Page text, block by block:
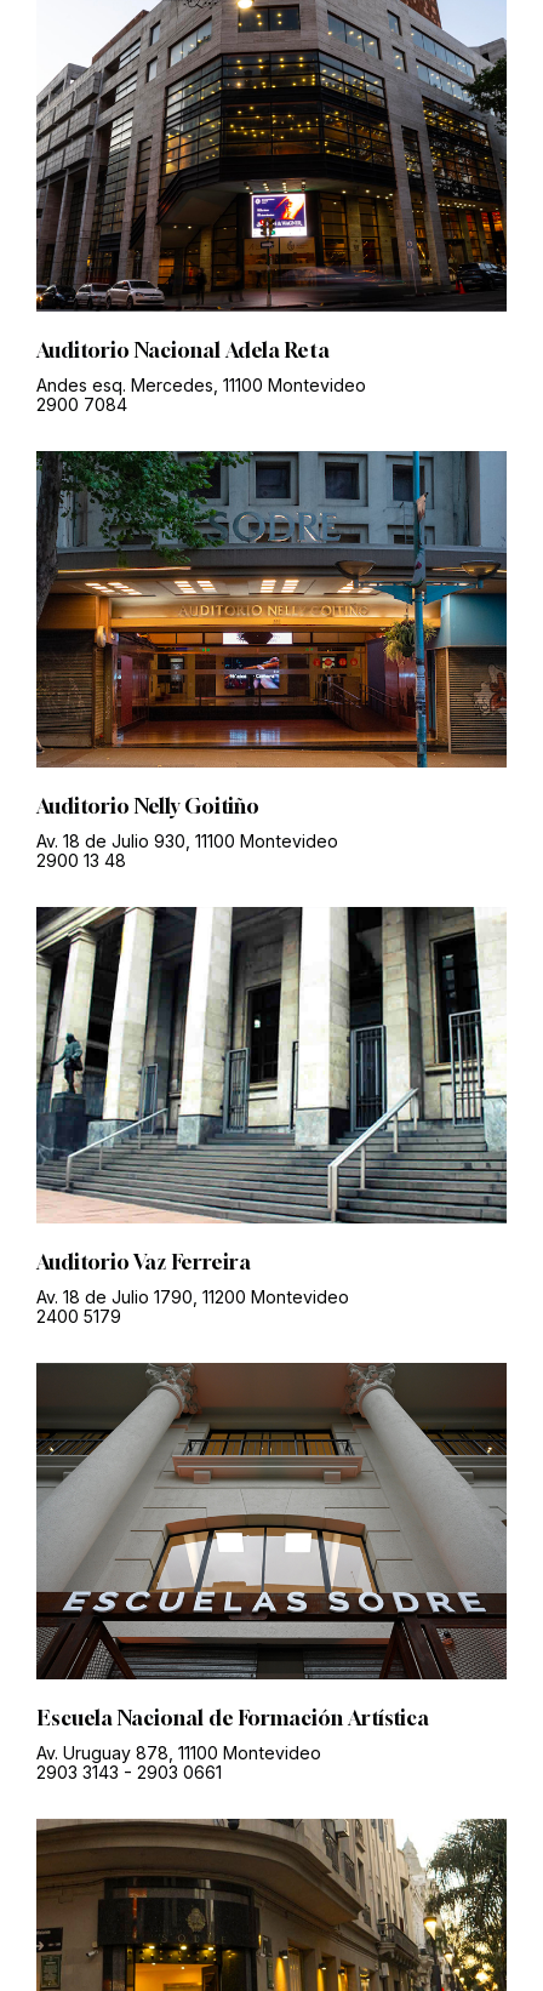
Auditorio Nacional Adela Reta
Andes esq. Mercedes, 11100 Montevideo
2900 7084
Auditorio Nelly Goitiño
Av. 18 de Julio 930, 11100 Montevideo
2900 13 48
Auditorio Vaz Ferreira
Av. 18 de Julio 1790, 11200 Montevideo
2400 5179
Escuela Nacional de Formación Artística
Av. Uruguay 878, 11100 Montevideo
2903 3143 - 2903 0661